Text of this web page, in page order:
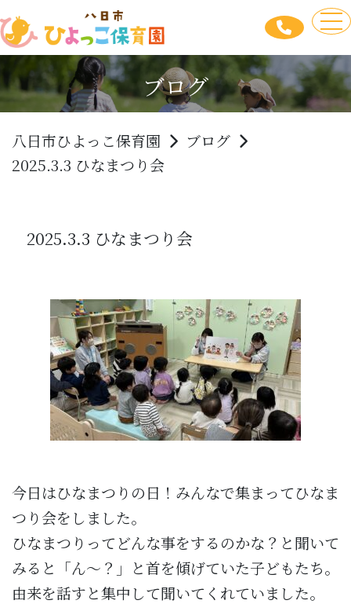
ブログ
八日市ひよっこ保育園
ブログ
2025.3.3 ひなまつり会
2025.3.3 ひなまつり会
今日はひなまつりの日！みんなで集まってひなま
つり会をしました。
ひなまつりってどんな事をするのかな？と聞いて
みると「ん～？」と首を傾げていた子どもたち。
由来を話すと集中して聞いてくれていました。